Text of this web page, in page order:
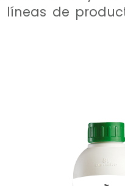
líneas de